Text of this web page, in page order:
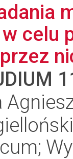
celu